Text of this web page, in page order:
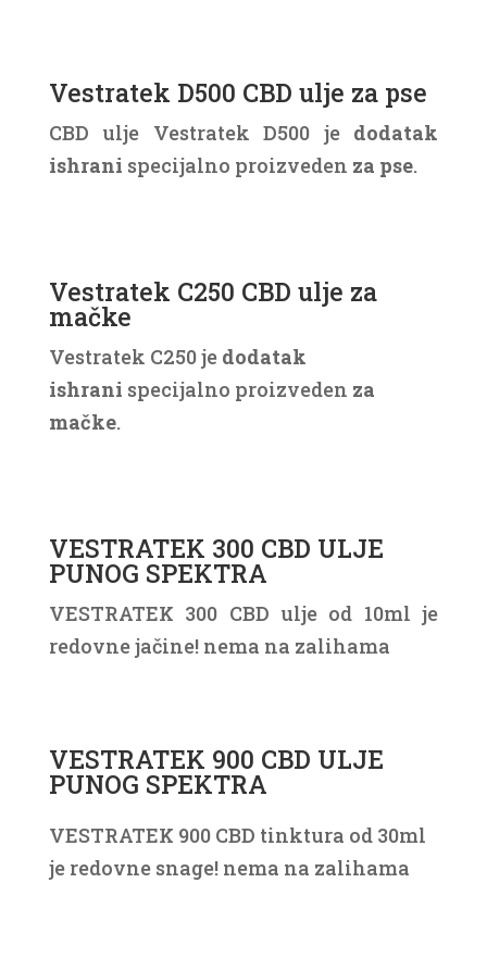
Vestratek D500 CBD ulje za pse
CBD ulje Vestratek D500 je dodatak
ishrani specijalno proizveden za pse.
Vestratek C250 CBD ulje za
mačke
Vestratek C250 je dodatak
ishrani specijalno proizveden za
mačke.
VESTRATEK 300 CBD ULJE
PUNOG SPEKTRA
VESTRATEK 300 CBD ulje od 10ml je
redovne jačine! nema na zalihama
VESTRATEK 900 CBD ULJE
PUNOG SPEKTRA
VESTRATEK 900 CBD tinktura od 30ml
je redovne snage! nema na zalihama